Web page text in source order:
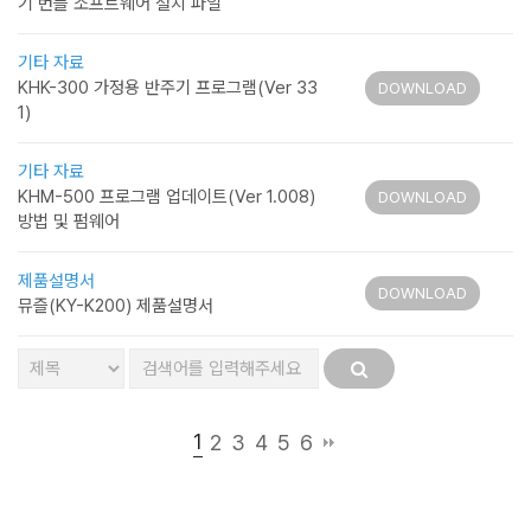
기타 자료
KHK-300 가정용 반주기 프로그램(Ver 33
1)
DOWNLOAD
기타 자료
KHM-500 프로그램 업데이트(Ver 1.008)
방법 및 펌웨어
DOWNLOAD
제품설명서
뮤즐(KY-K200) 제품설명서
DOWNLOAD
1 2 3 4 5 6